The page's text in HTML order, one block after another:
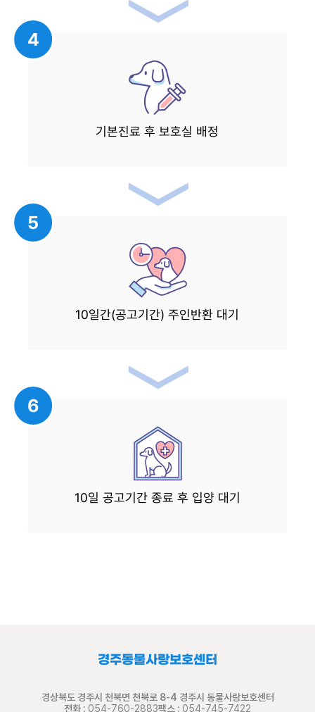
4
기본진료 후 보호실 배정
5
10일간(공고기간) 주인반환 대기
6
10일 공고기간 종료 후 입양 대기
경주동물사랑보호센터
경상북도 경주시 천북면 천북로 8-4 경주시 동물사랑보호센터
전화 : 054-760-2883팩스 : 054-745-7422